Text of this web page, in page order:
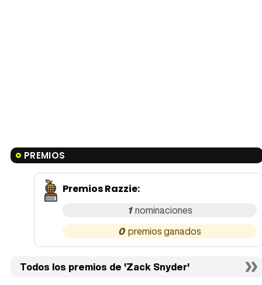
PREMIOS
Premios Razzie:
1
0
Todos los premios de 'Zack Snyder'